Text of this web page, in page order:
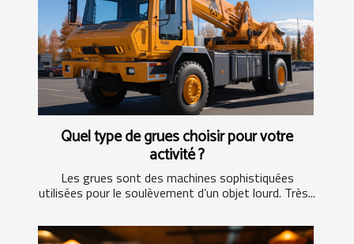
Quel type de grues choisir pour votre
activité ?
Les grues sont des machines sophistiquées
utilisées pour le soulèvement d’un objet lourd. Très...